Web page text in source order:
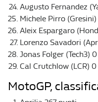
Augusto Fernandez
Michele Pirro
Aleix Espargaro
Lorenzo Savadori
Jonas Folger (Tech3)
Cal Crutchlow (LCR)
MotoGP,